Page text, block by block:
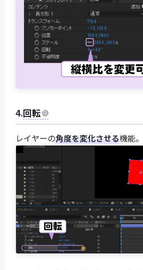
4.回転
レイヤーの角度を変化させる機能。